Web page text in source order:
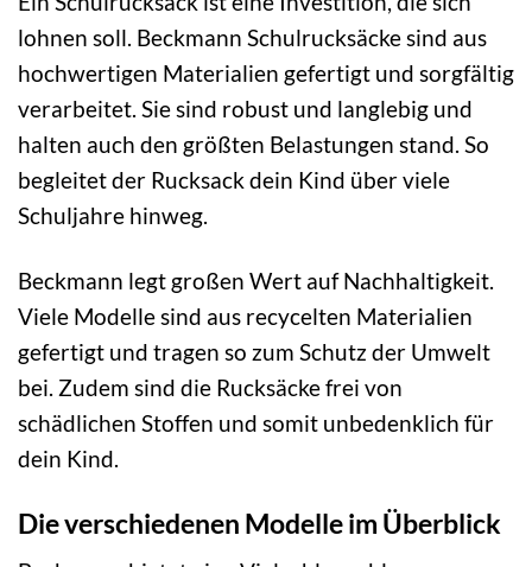
lohnen soll. Beckmann Schulrucksäcke sind aus
hochwertigen Materialien gefertigt und sorgfältig
verarbeitet. Sie sind robust und langlebig und
halten auch den größten Belastungen stand. So
begleitet der Rucksack dein Kind über viele
Schuljahre hinweg.
Beckmann legt großen Wert auf Nachhaltigkeit.
Viele Modelle sind aus recycelten Materialien
gefertigt und tragen so zum Schutz der Umwelt
bei. Zudem sind die Rucksäcke frei von
schädlichen Stoffen und somit unbedenklich für
dein Kind.
Die verschiedenen Modelle im Überblick